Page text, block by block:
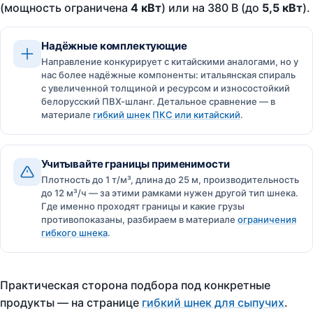
(мощность ограничена 4 кВт) или на 380 В (до 5,5 кВт).
Надёжные комплектующие
Направление конкурирует с китайскими аналогами, но у
нас более надёжные компоненты: итальянская спираль
с увеличенной толщиной и ресурсом и износостойкий
белорусский ПВХ-шланг. Детальное сравнение — в
материале гибкий шнек ПКС или китайский.
Учитывайте границы применимости
Плотность до 1 т/м³, длина до 25 м, производительность
до 12 м³/ч — за этими рамками нужен другой тип шнека.
Где именно проходят границы и какие грузы
противопоказаны, разбираем в материале ограничения
гибкого шнека.
Практическая сторона подбора под конкретные
продукты — на странице гибкий шнек для сыпучих.